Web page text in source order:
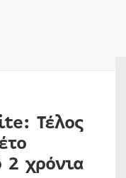
Τέλος
2 χρόνια